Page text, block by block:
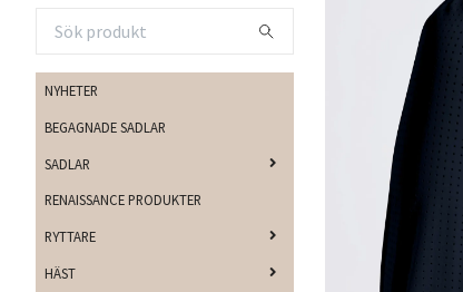
NYHETER
BEGAGNADE SADLAR
SADLAR
RENAISSANCE PRODUKTER
RYTTARE
HÄST